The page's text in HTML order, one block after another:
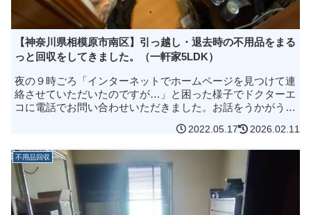
【神奈川県相模原市南区】引っ越し・退去時の不用品をまる
っと回収をしてきました。（一軒家5LDK）
夜の９時ごろ「インターネットでホームページを見つけて連
絡させていただいたのですが…」と困った様子でドクターエ
コに電話でお問い合わせいただきました。お話をうかがう
2022.05.17 2026.02.11
不用品回収